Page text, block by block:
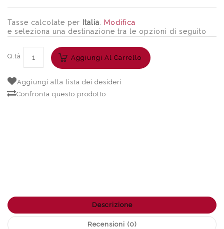
Tasse calcolate per Italia
Modifica
e seleziona una destinazione tra le opzioni di seguito
Q.tà Aggiungi Al Carrello
Aggiungi alla lista dei desideri
Confronta questo prodotto
Descrizione
Recensioni (0)